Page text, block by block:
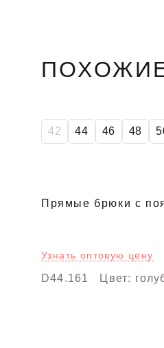
42 44 46 48
Прямые брюки с
Узнать оптовую цену
D44.161 Цвет: